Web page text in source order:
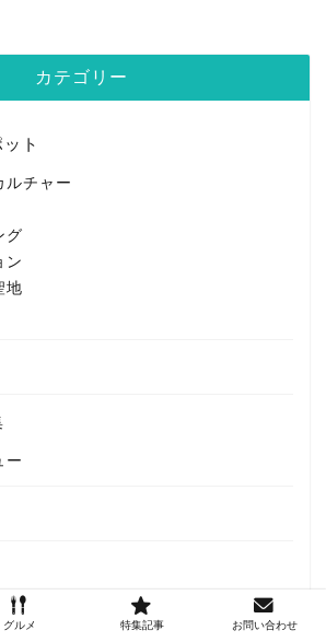
カテゴリー
ト
ルチャー
グ
ン
地
ー
グルメ 特集記事 お問い合わせ